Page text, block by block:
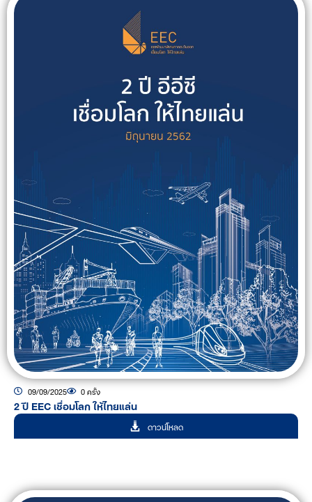
09/09/2025 0 ครั้ง
2 ปี EEC เชื่อมโลก ให้ไทยแล่น
ดาวน์โหลด